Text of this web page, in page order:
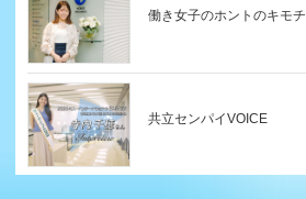
働き女子のホントのキモチ
共立センパイVOICE